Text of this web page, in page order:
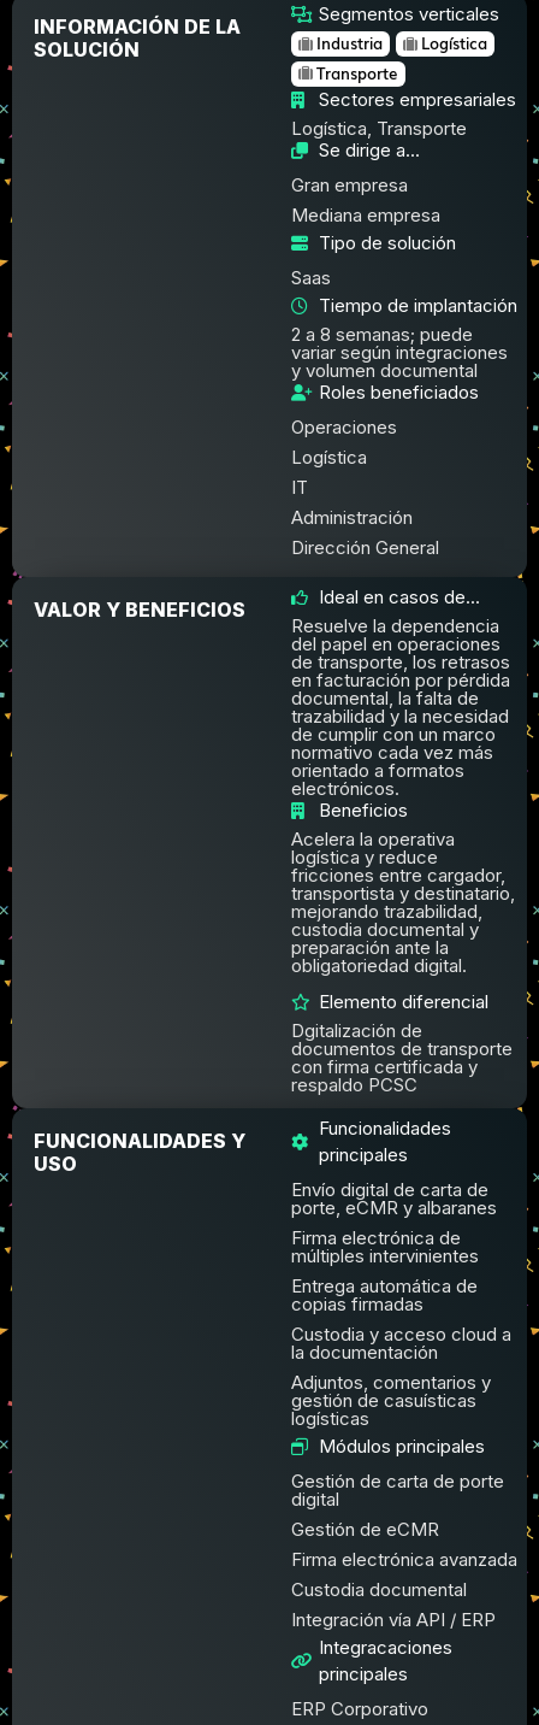
INFORMACIÓN DE LA
SOLUCIÓN
Segmentos verticales
Industria
Logística
Transporte
Sectores empresariales
Logística, Transporte
Se dirige a...
Gran empresa
Mediana empresa
Tipo de solución
Saas
Tiempo de implantación
2 a 8 semanas; puede
variar según integraciones
y volumen documental
Roles beneficiados
Operaciones
Logística
IT
Administración
Dirección General
VALOR Y BENEFICIOS
Ideal en casos de...
Resuelve la dependencia
del papel en operaciones
de transporte, los retrasos
en facturación por pérdida
documental, la falta de
trazabilidad y la necesidad
de cumplir con un marco
normativo cada vez más
orientado a formatos
electrónicos.
Beneficios
Acelera la operativa
logística y reduce
fricciones entre cargador,
transportista y destinatario,
mejorando trazabilidad,
custodia documental y
preparación ante la
obligatoriedad digital.
Elemento diferencial
Dgitalización de
documentos de transporte
con firma certificada y
respaldo PCSC
FUNCIONALIDADES Y
USO
Funcionalidades
principales
Envío digital de carta de
porte, eCMR y albaranes
Firma electrónica de
múltiples intervinientes
Entrega automática de
copias firmadas
Custodia y acceso cloud a
la documentación
Adjuntos, comentarios y
gestión de casuísticas
logísticas
Módulos principales
Gestión de carta de porte
digital
Gestión de eCMR
Firma electrónica avanzada
Custodia documental
Integración vía API / ERP
Integracaciones
principales
ERP Corporativo